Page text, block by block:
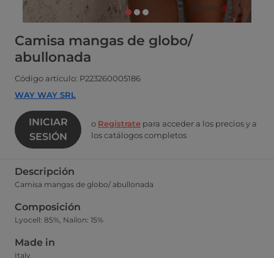
Camisa mangas de globo/
abullonada
Código artículo: P223260005186
WAY WAY SRL
INICIAR
SESIÓN
o Regístrate para acceder a los precios y a
los catálogos completos
Descripción
Camisa mangas de globo/ abullonada
Composición
Lyocell: 85%, Nailon: 15%
Made in
Italy